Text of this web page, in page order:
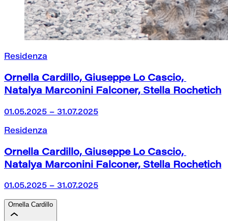
Residenza
Ornella Cardillo, Giuseppe Lo Cascio,
Natalya Marconini Falconer, Stella Rochetich
01.05.2025 – 31.07.2025
Residenza
Ornella Cardillo, Giuseppe Lo Cascio,
Natalya Marconini Falconer, Stella Rochetich
01.05.2025 – 31.07.2025
Ornella Cardillo